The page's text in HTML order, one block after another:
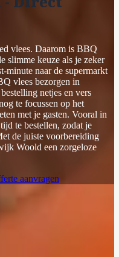
vlees. Daarom is BBQ
slimme keuze als je zeker
naar de supermarkt
vlees bezorgen in
netjes en vers
te focussen op het
met je gasten. Vooral in
te bestellen, zodat je
de juiste voorbereiding
Woold een zorgeloze
aanvragen